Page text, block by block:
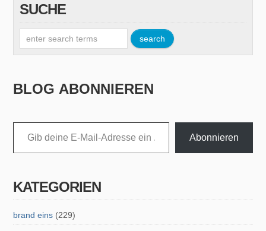
SUCHE
BLOG ABONNIEREN
Gib deine E-Mail-Adresse ein ...
Abonnieren
KATEGORIEN
brand eins (229)